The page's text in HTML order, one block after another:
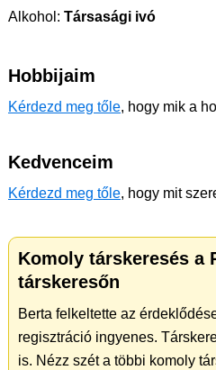
Alkohol: Társasági ivó
Hobbijaim
Kérdezd meg tőle, hogy mik a
Kedvenceim
Kérdezd meg tőle, hogy mit
Komoly társkeresés a
társkeresőn
Berta felkeltette az
regisztráció ingyenes.
is. Nézz szét a többi komoly